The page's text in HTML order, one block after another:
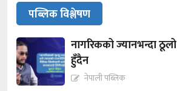
पब्लिक विश्लेषण
नागरिकको ज्यानभन्दा
हुँदैन
नेपाली पब्लिक